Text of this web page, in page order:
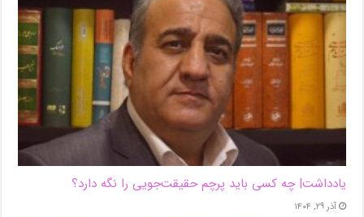
یادداشت| ‌چه کسی باید پرچم حقیقت‌جویی را نگه دارد؟
آذر ۲۹, ۱۴۰۴